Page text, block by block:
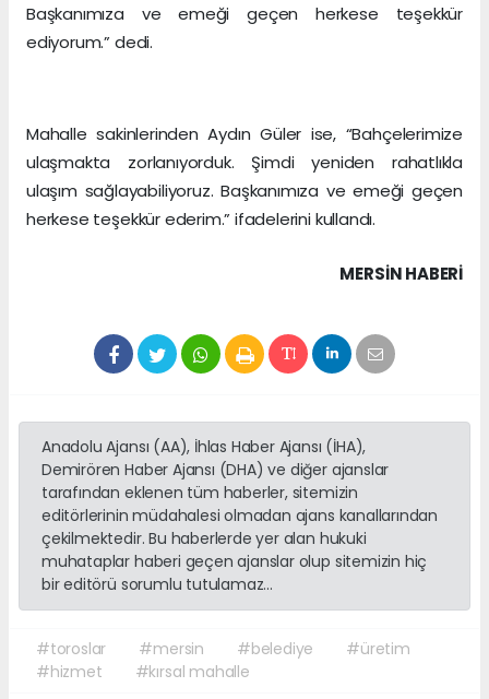
Başkanımıza ve emeği geçen herkese teşekkür
ediyorum.” dedi.
Mahalle sakinlerinden Aydın Güler ise, “Bahçelerimize
ulaşmakta zorlanıyorduk. Şimdi yeniden rahatlıkla
ulaşım sağlayabiliyoruz. Başkanımıza ve emeği geçen
herkese teşekkür ederim.” ifadelerini kullandı.
MERSIN HABERİ
Anadolu Ajansı (AA), İhlas Haber Ajansı (İHA),
Demirören Haber Ajansı (DHA) ve diğer ajanslar
tarafından eklenen tüm haberler, sitemizin
editörlerinin müdahalesi olmadan ajans kanallarından
çekilmektedir. Bu haberlerde yer alan hukuki
muhataplar haberi geçen ajanslar olup sitemizin hiç
bir editörü sorumlu tutulamaz...
#toroslar #mersin #belediye
#üretim
#hizmet
#kırsal mahalle